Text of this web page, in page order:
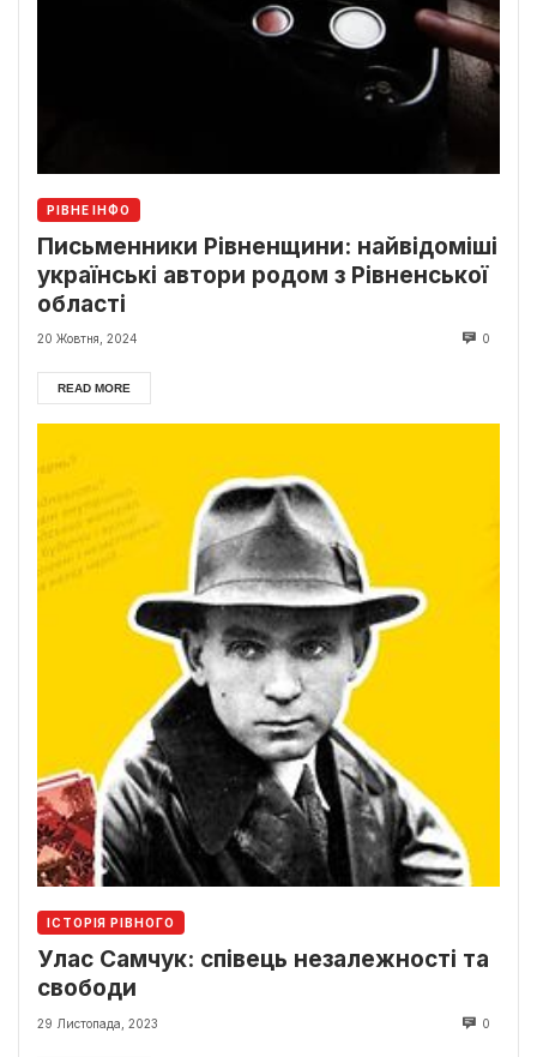
РІВНЕ ІНФО
Письменники Рівненщини: найвідоміші
українські автори родом з Рівненської
області
20 Жовтня, 2024 0
READ MORE
ІСТОРІЯ РІВНОГО
Улас Самчук: співець незалежності та
свободи
29 Листопада, 2023 0